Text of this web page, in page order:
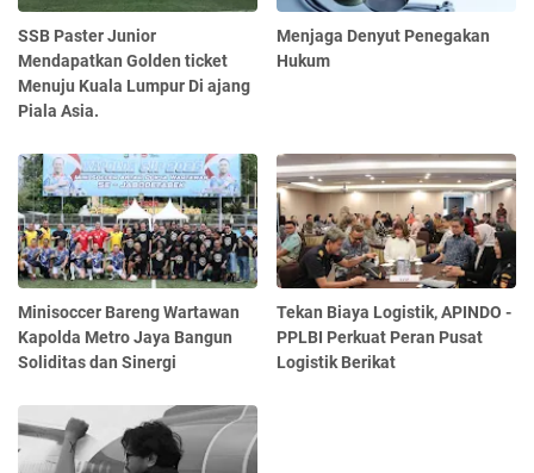
SSB Paster Junior
Mendapatkan Golden ticket
Menuju Kuala Lumpur Di ajang
Piala Asia.
Menjaga Denyut Penegakan
Hukum
Minisoccer Bareng Wartawan
Kapolda Metro Jaya Bangun
Soliditas dan Sinergi
Tekan Biaya Logistik, APINDO -
PPLBI Perkuat Peran Pusat
Logistik Berikat